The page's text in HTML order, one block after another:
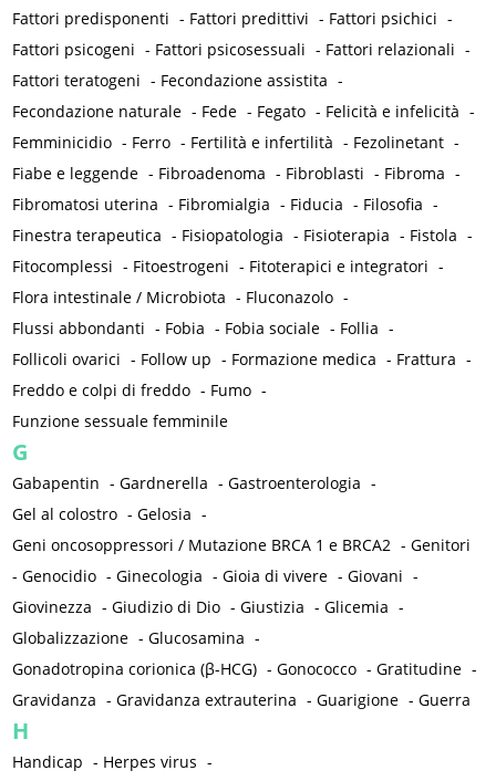
Fattori predisponenti - Fattori predittivi - Fattori psichici -
Fattori psicogeni - Fattori psicosessuali - Fattori relazionali -
Fattori teratogeni - Fecondazione assistita -
Fecondazione naturale - Fede - Fegato - Felicità e infelicità -
Femminicidio - Ferro - Fertilità e infertilità - Fezolinetant -
Fiabe e leggende - Fibroadenoma - Fibroblasti - Fibroma -
Fibromatosi uterina - Fibromialgia - Fiducia - Filosofia -
Finestra terapeutica - Fisiopatologia - Fisioterapia - Fistola -
Fitocomplessi - Fitoestrogeni - Fitoterapici e integratori -
Flora intestinale / Microbiota - Fluconazolo -
Flussi abbondanti - Fobia - Fobia sociale - Follia -
Follicoli ovarici - Follow up - Formazione medica - Frattura -
Freddo e colpi di freddo - Fumo -
Funzione sessuale femminile
G
Gabapentin -Gardnerella -Gastroenterologia -
Gel al colostro -Gelosia -
Geni oncosoppressori / Mutazione BRCA 1 e BRCA2 -Genitori
-Genocidio -Ginecologia -Gioia di vivere -Giovani -
Giovinezza -Giudizio di Dio -Giustizia -Glicemia -
Globalizzazione -Glucosamina -
Gonadotropina corionica (β-HCG) -Gonococco -Gratitudine -
Gravidanza -Gravidanza extrauterina -Guarigione -Guerra
H
Handicap - Herpes virus -